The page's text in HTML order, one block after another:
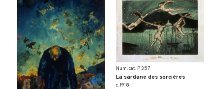
Num. cat. P 357
La sardane des sorcières
c. 1918